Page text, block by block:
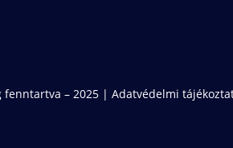
– 2025 | Adatvédelmi